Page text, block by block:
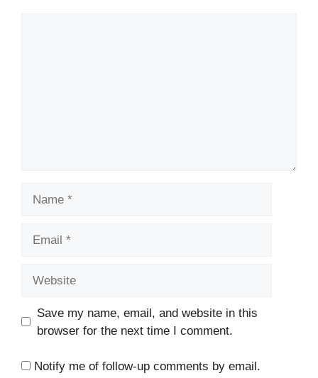
Save my name, email, and website in this
browser for the next time I comment.
Notify me of follow-up comments by email.